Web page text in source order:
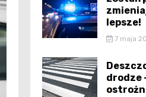
lepsze!
7 maja
drodze